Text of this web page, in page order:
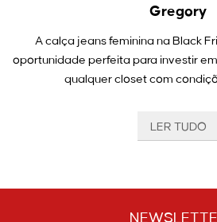
Gregory
A calça jeans feminina na Black
oportunidade perfeita para investir
qualquer closet com
mulher, mantendo o visual alinhado
LER TUDO